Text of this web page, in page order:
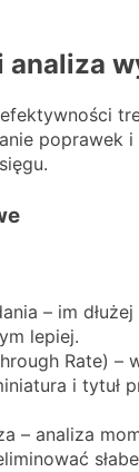
analiza
poprawek i
– im
lepiej.
Rate) –
i tytuł
– analiza